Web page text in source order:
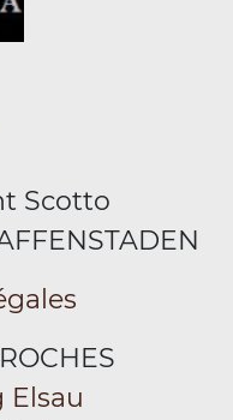
Scotto
Elsau